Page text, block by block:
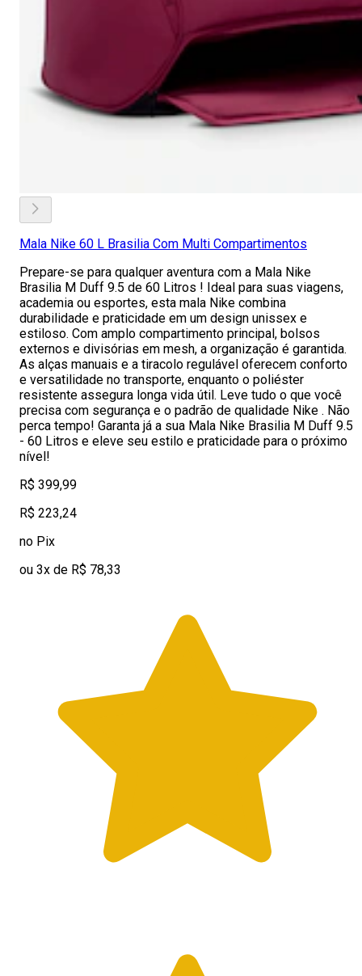
Mala Nike 60 L Brasilia Com Multi Compartimentos
Prepare-se para qualquer aventura com a Mala Nike
Brasilia M Duff 9.5 de 60 Litros ! Ideal para suas viagens,
academia ou esportes, esta mala Nike combina
durabilidade e praticidade em um design unissex e
estiloso. Com amplo compartimento principal, bolsos
externos e divisórias em mesh, a organização é garantida.
As alças manuais e a tiracolo regulável oferecem conforto
e versatilidade no transporte, enquanto o poliéster
resistente assegura longa vida útil. Leve tudo o que você
precisa com segurança e o padrão de qualidade Nike . Não
perca tempo! Garanta já a sua Mala Nike Brasilia M Duff 9.5
- 60 Litros e eleve seu estilo e praticidade para o próximo
nível!
R$ 399,99
R$ 223,24
no Pix
ou 3x de R$ 78,33